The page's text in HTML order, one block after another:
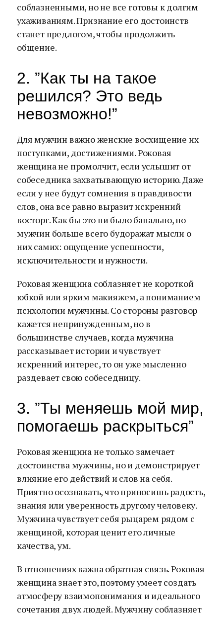
соблазненными, но не все готовы к долгим
ухаживаниям. Признание его достоинств
станет предлогом, чтобы продолжить
общение.
2. ”Как ты на такое
решился? Это ведь
невозможно!”
Для мужчин важно женские восхищение их
поступками, достижениями. Роковая
женщина не промолчит, если услышит от
собеседника захватывающую историю. Даже
если у нее будут сомнения в правдивости
слов, она все равно выразит искренний
восторг. Как бы это ни было банально, но
мужчин больше всего будоражат мысли о
них самих: ощущение успешности,
исключительности и нужности.
Роковая женщина соблазняет не короткой
юбкой или ярким макияжем, а пониманием
психологии мужчины. Со стороны разговор
кажется непринужденным, но в
большинстве случаев, когда мужчина
рассказывает истории и чувствует
искренний интерес, то он уже мысленно
раздевает свою собеседницу.
3. ”Ты меняешь мой мир,
помогаешь раскрыться”
Роковая женщина не только замечает
достоинства мужчины, но и демонстрирует
влияние его действий и слов на себя.
Приятно осознавать, что приносишь радость,
знания или уверенность другому человеку.
Мужчина чувствует себя рыцарем рядом с
женщиной, которая ценит его личные
качества, ум.
В отношениях важна обратная связь. Роковая
женщина знает это, поэтому умеет создать
атмосферу взаимопонимания и идеального
сочетания двух людей. Мужчину соблазняет